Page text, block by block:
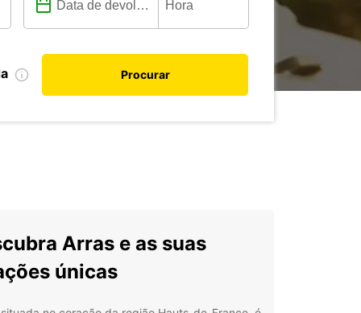
Procurar
Arras e as suas
únicas